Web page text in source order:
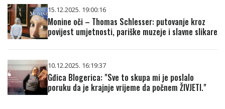
15.12.2025. 19:00:16
Monine oči – Thomas Schlesser: putovanje kroz
povijest umjetnosti, pariške muzeje i slavne slikare
10.12.2025. 16:19:37
Gđica Blogerica: "Sve to skupa mi je poslalo
poruku da je krajnje vrijeme da počnem ŽIVJETI."